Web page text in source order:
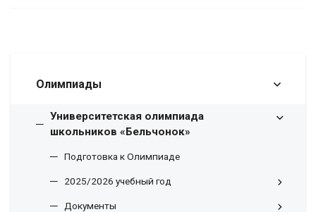
Олимпиады
Университетская олимпиада
школьников «Бельчонок»
Подготовка к Олимпиаде
2025/2026 учебный год
Документы